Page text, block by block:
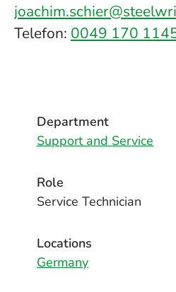
Telefon: 0049 170
Department
Support and Service
Role
Service Technician
Locations
Germany